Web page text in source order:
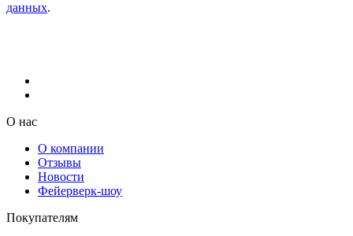
данных.
О нас
О компании
Отзывы
Новости
Фейерверк-шоу
Покупателям